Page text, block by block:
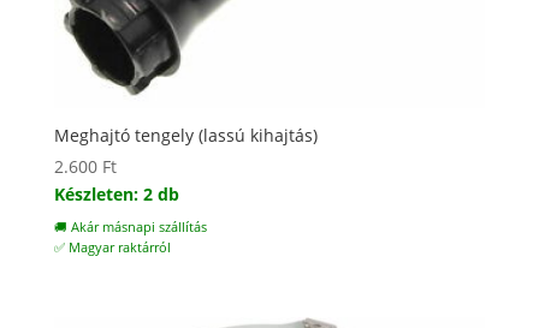
Meghajtó tengely (lassú kihajtás)
2.600 Ft
Készleten: 2 db
🚚 Akár másnapi szállítás
✅ Magyar raktárról